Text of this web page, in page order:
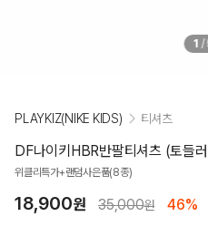
1 /
PLAYKIZ(NIKE KIDS) 티셔츠
DF나이키HBR반팔티셔츠 (토들
위클리특가+랜덤사은품(8종)
18,900원 35,000원 46%